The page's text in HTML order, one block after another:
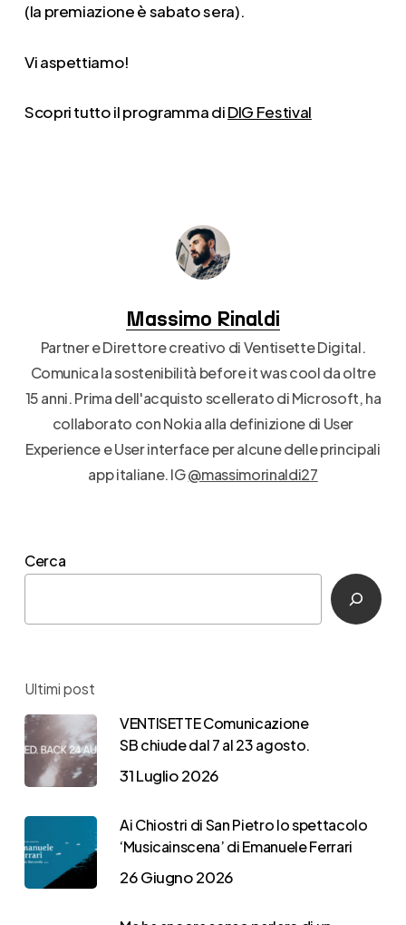
(la premiazione è sabato sera).
Vi aspettiamo!
Scopri tutto il programma diDIG Festival
Massimo Rinaldi
Partner e Direttore creativo di Ventisette Digital.
Comunica la sostenibilità before it was cool da oltre
15 anni. Prima dell'acquisto scellerato di Microsoft, ha
collaborato con Nokia alla definizione di User
Experience e User interface per alcune delle principali
app italiane. IG@massimorinaldi27
Cerca
Ultimi post
VENTISETTE Comunicazione
SB chiude dal 7 al 23 agosto.
31 Luglio 2026
Ai Chiostri di San Pietro lo spettacolo
‘Musicainscena’ di Emanuele Ferrari
26 Giugno 2026